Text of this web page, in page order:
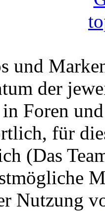
und
der
Foren
für
(Das
Nutzung